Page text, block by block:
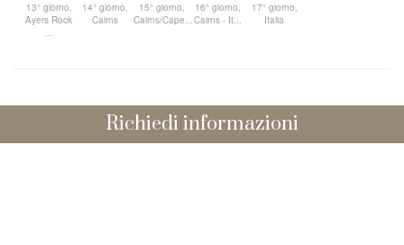
13° giorno,
Ayers Rock
...
14° giorno,
Cairns
15° giorno,
Cairns/Cape...
16° giorno,
Cairns - It...
17° giorno,
Italia
Richiedi informazioni